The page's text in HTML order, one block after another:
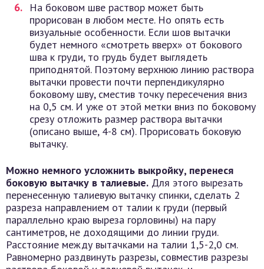
На боковом шве раствор может быть
прорисован в любом месте. Но опять есть
визуальные особенности. Если шов вытачки
будет немного «смотреть вверх» от бокового
шва к груди, то грудь будет выглядеть
приподнятой. Поэтому верхнюю линию раствора
вытачки провести почти перпендикулярно
боковому шву, сместив точку пересечения вниз
на 0,5 см. И уже от этой метки вниз по боковому
срезу отложить размер раствора вытачки
(описано выше, 4-8 см). Прорисовать боковую
вытачку.
Можно немного усложнить выкройку, перенеся
боковую вытачку в талиевые. Для этого вырезать
перенесенную талиевую вытачку спинки, сделать 2
разреза направлением от талии к груди (первый
параллельно краю выреза горловины) на пару
сантиметров, не доходящими до линии груди.
Расстояние между вытачками на талии 1,5-2,0 см.
Равномерно раздвинуть разрезы, совместив разрезы